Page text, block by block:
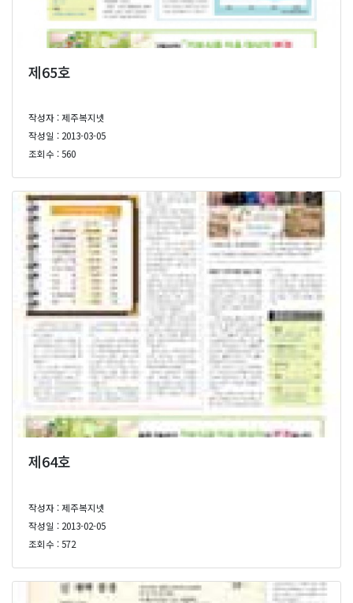
제65호
작성자 : 제주복지넷
작성일 : 2013-03-05
조회수 : 560
제64호
작성자 : 제주복지넷
작성일 : 2013-02-05
조회수 : 572